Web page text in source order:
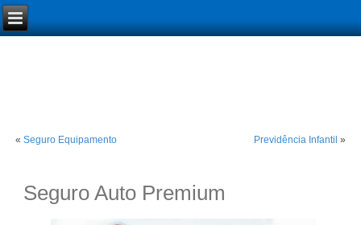
«Seguro Equipamento Previdência Infantil »
Seguro Auto Premium